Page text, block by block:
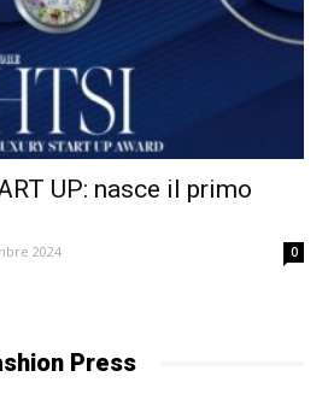
UP: nasce il primo
2024 0
Press